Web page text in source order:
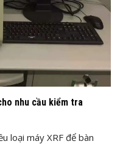
nhu cầu kiểm tra
loại máy XRF để bàn